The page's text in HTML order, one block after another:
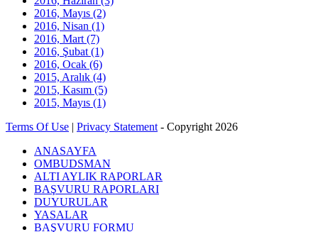
2016, Mayıs (2)
2016, Nisan (1)
2016, Mart (7)
2016, Şubat (1)
2016, Ocak (6)
2015, Aralık (4)
2015, Kasım (5)
2015, Mayıs (1)
Terms Of Use | Privacy Statement - Copyright 2026
ANASAYFA
OMBUDSMAN
ALTI AYLIK RAPORLAR
BAŞVURU RAPORLARI
DUYURULAR
YASALAR
BAŞVURU FORMU